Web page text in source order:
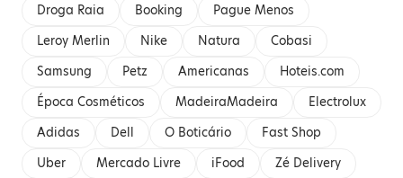
Droga Raia
Booking
Pague Menos
Leroy Merlin
Nike Natura
Cobasi
Samsung
Petz Americanas
Hoteis.com
Época Cosméticos
MadeiraMadeira
Electrolux
Adidas
Dell O Boticário
Fast Shop
Uber
Mercado Livre iFood
Zé Delivery